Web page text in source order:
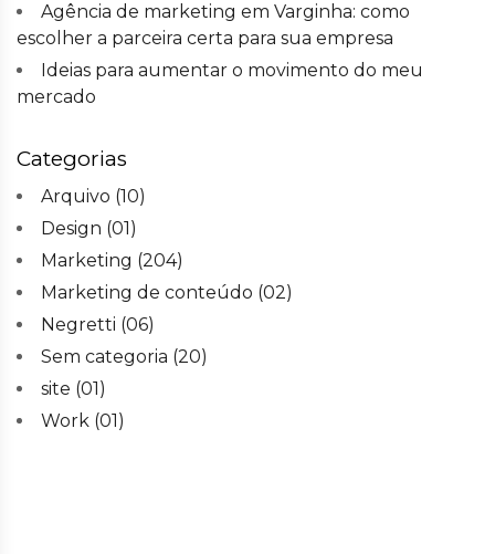
Agência de marketing em Varginha: como
escolher a parceira certa para sua empresa
Ideias para aumentar o movimento do meu
mercado
Categorias
Arquivo (10)
Design (01)
Marketing (204)
Marketing de conteúdo (02)
Negretti (06)
Sem categoria (20)
site (01)
Work (01)